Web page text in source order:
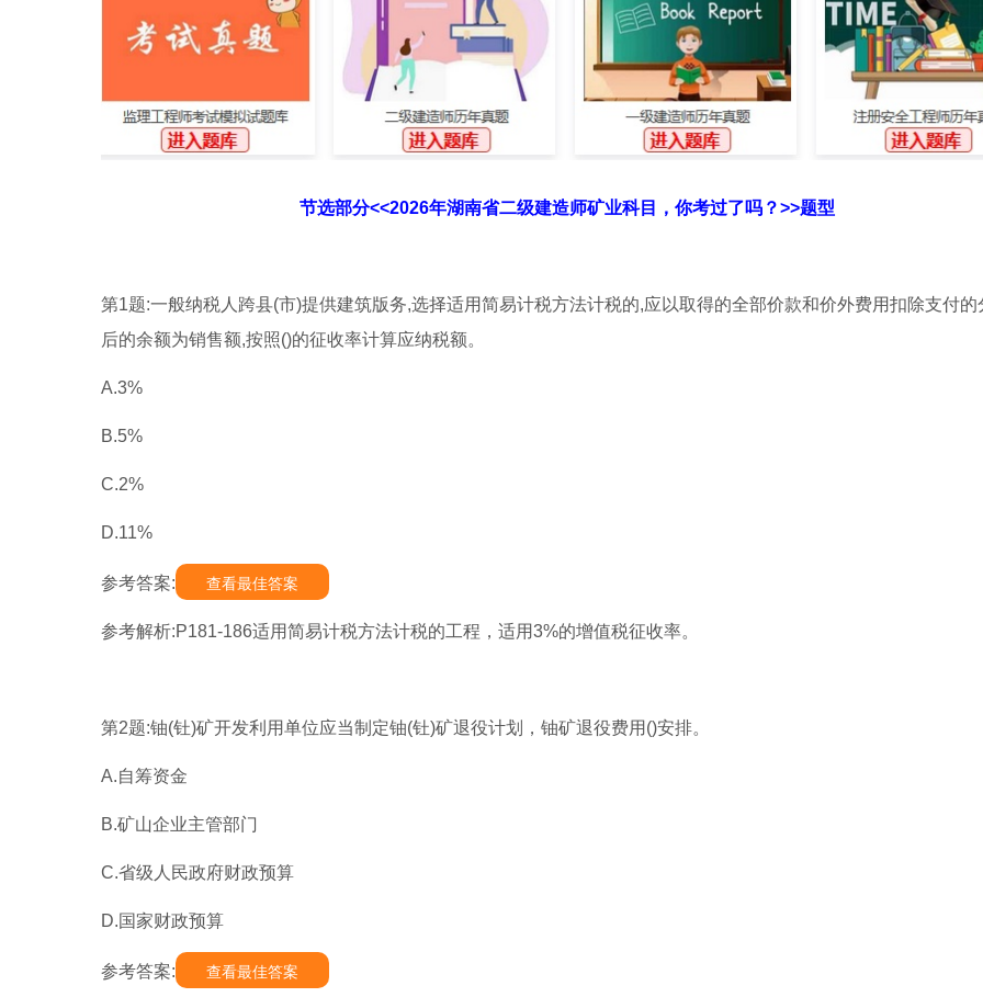
节选部分<<2026年湖南省二级建造师矿业科目，你考过了吗？>>题型
第1题:一般纳税人跨县(市)提供建筑版务,选择适用简易计税方法计税的,应以取得的全部价款和价外费用扣除支付的
后的余额为销售额,按照()的征收率计算应纳税额。
A.3%
B.5%
C.2%
D.11%
参考答案: 查看最佳答案
参考解析:P181-186适用简易计税方法计税的工程，适用3%的增值税征收率。
第2题:铀(钍)矿开发利用单位应当制定铀(钍)矿退役计划，铀矿退役费用()安排。
A.自筹资金
B.矿山企业主管部门
C.省级人民政府财政预算
D.国家财政预算
参考答案: 查看最佳答案